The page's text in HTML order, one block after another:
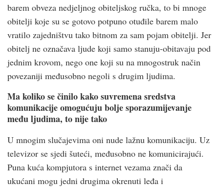
barem obveza nedjeljnog obiteljskog ručka, to bi mnoge
obitelji koje su se gotovo potpuno otuđile barem malo
vratilo zajedništvu tako bitnom za sam pojam obitelji. Jer
obitelj ne označava ljude koji samo stanuju-obitavaju pod
jednim krovom, nego one koji su na mnogostruk način
povezaniji međusobno negoli s drugim ljudima.
Ma koliko se činilo kako suvremena sredstva
komunikacije omogućuju bolje sporazumijevanje
među ljudima, to nije tako
U mnogim slučajevima oni nude lažnu komunikaciju. Uz
televizor se sjedi šuteći, međusobno ne komunicirajući.
Puna kuća kompjutora s internet vezama znači da
ukućani mogu jedni drugima okrenuti leđa i